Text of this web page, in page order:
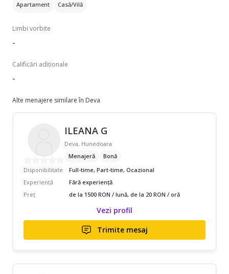
Apartament Casă/Vilă
Limbi vorbite
-
Calificări adiționale
-
Alte menajere similare în Deva
ILEANA G
Deva, Hunedoara
Menajeră
Bonă
Disponibilitate
Full-time, Part-time, Ocazional
Experiență
Fără experiență
Preț
de la 1500 RON / lună, de la 20 RON / oră
Vezi profil
Trimite mesaj